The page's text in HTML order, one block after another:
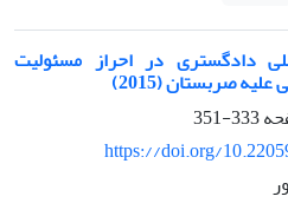
دادگستری در احراز مسئولیت
صربستان (2015)
333-351
https://doi.org/